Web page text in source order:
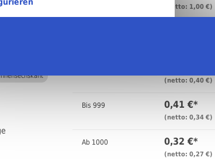
(netto: 1,00 €)
(netto: 0,40 €)
Bis 999 0,41 €*
(netto: 0,34 €)
Ab 1000 0,32 €*
(netto: 0,27 €)